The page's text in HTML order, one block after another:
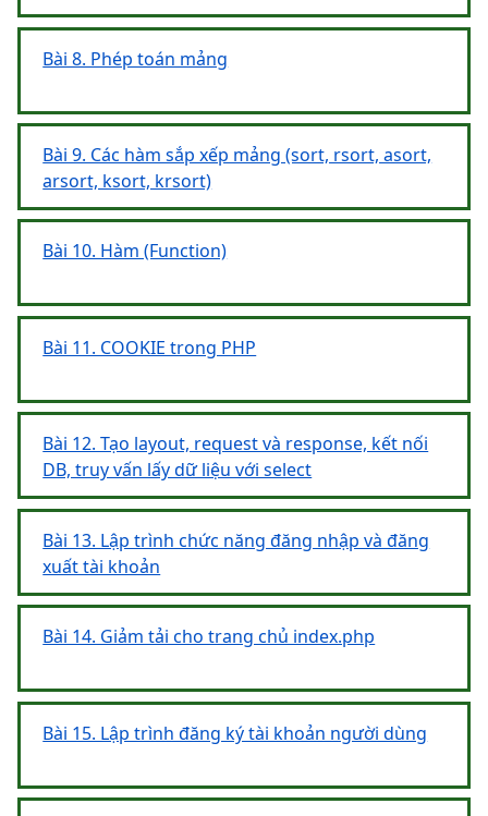
Bài 8. Phép toán mảng
Bài 9. Các hàm sắp xếp mảng (sort, rsort, asort,
arsort, ksort, krsort)
Bài 10. Hàm (Function)
Bài 11. COOKIE trong PHP
Bài 12. Tạo layout, request và response, kết nối
DB, truy vấn lấy dữ liệu với select
Bài 13. Lập trình chức năng đăng nhập và đăng
xuất tài khoản
Bài 14. Giảm tải cho trang chủ index.php
Bài 15. Lập trình đăng ký tài khoản người dùng